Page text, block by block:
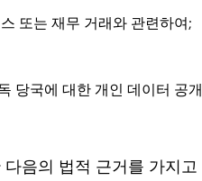
또는 재무 거래와 관련하여;
당국에 대한 개인 데이터 공
음의 법적 근거를 가지고